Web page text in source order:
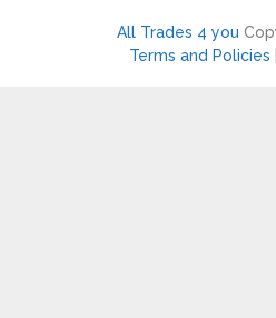
All Trades 4 you
Terms and Policies